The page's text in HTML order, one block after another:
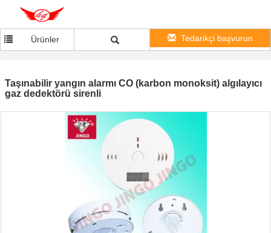
Ürünler Tedarikçi başvurun
Taşınabilir yangın alarmı CO (karbon monoksit) algılayıcı
gaz dedektörü sirenli